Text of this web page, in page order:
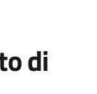
di